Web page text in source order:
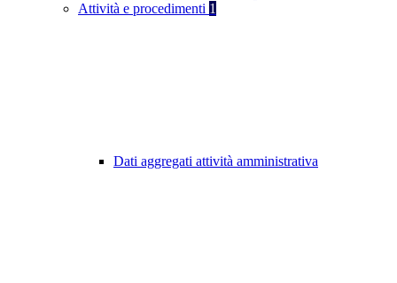
Attività e procedimenti 1
Dati aggregati attività amministrativa